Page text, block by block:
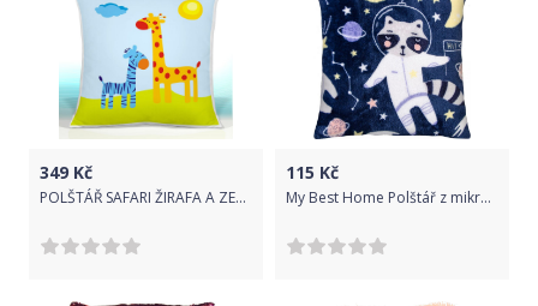
349 Kč
POLŠTÁŘ SAFARI ŽIRAFA A ZEBRA 22 + VÝPLŇ
115 Kč
My Best Home Polštář z mikrovlákna CUTE ANIMALS mýval 40x40 cm